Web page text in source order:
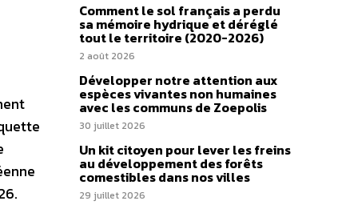
Comment le sol français a perdu
sa mémoire hydrique et déréglé
tout le territoire (2020-2026)
2 août 2026
Développer notre attention aux
espèces vivantes non humaines
avec les communs de Zoepolis
30 juillet 2026
Un kit citoyen pour lever les freins
au développement des forêts
comestibles dans nos villes
29 juillet 2026